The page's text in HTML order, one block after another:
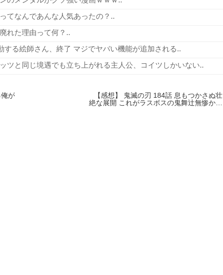
てなんであんな人気あったの？..
れた理由って何？..
する絵師さん、終了 マジでヤバい機能が追加される..
ツと同じ境遇でも立ち上がれる主人公、コイツしかいない..
が
【感想】 鬼滅の刃 184話 息もつかさぬ壮
絶な展開 これがラスボスの鬼舞辻無惨か…